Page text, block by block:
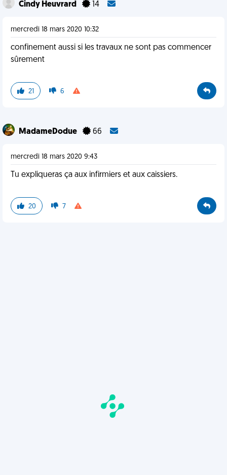
Cindy Heuvrard 14
mercredi 18 mars 2020 10:32
confinement aussi si les travaux ne sont pas commencer
sûrement
21 6
MadameDodue 66
mercredi 18 mars 2020 9:43
Tu expliqueras ça aux infirmiers et aux caissiers.
20 7